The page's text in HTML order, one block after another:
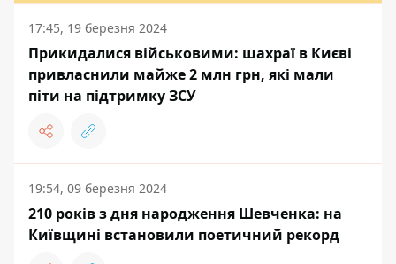
17:45, 19 березня 2024
Прикидалися військовими: шахраї в Києві
привласнили майже 2 млн грн, які мали
піти на підтримку ЗСУ
19:54, 09 березня 2024
210 років з дня народження Шевченка: на
Київщині встановили поетичний рекорд